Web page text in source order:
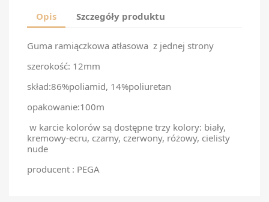
Opis Szczegóły produktu
Guma ramiączkowa atłasowa z jednej strony
szerokość: 12mm
skład:86%poliamid, 14%poliuretan
opakowanie:100m
w karcie kolorów są dostępne trzy kolory: biały,
kremowy-ecru, czarny, czerwony, różowy, cielisty
nude
producent : PEGA